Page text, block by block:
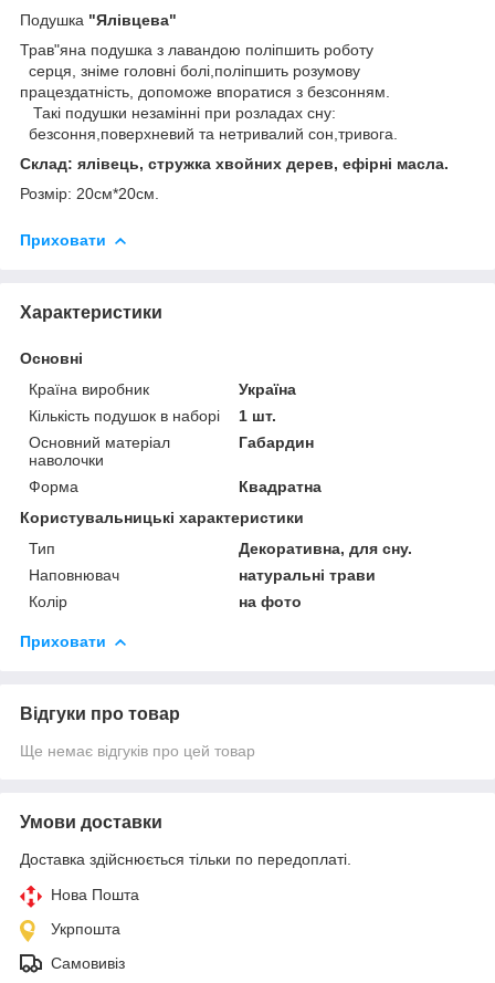
Подушка "Ялівцева"
Трав"яна подушка з лавандою поліпшить роботу
серця, зніме головні болі,поліпшить розумову
працездатність, допоможе впоратися з безсонням.
Такі подушки незамінні при розладах сну:
безсоння,поверхневий та нетривалий сон,тривога.
Склад: ялівець, стружка хвойних дерев, ефірні масла.
Розмір: 20см*20см.
Приховати
Характеристики
Основні
Країна виробник
Україна
Кількість подушок в наборі
1 шт.
Основний матеріал
наволочки
Габардин
Форма
Квадратна
Користувальницькі характеристики
Тип
Декоративна, для сну.
Наповнювач
натуральні трави
Колір
на фото
Приховати
Відгуки про товар
Ще немає відгуків про цей товар
Умови доставки
Доставка здійснюється тільки по передоплаті.
Нова Пошта
Укрпошта
Самовивіз